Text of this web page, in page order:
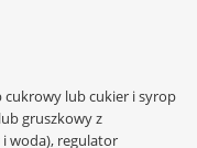
cukrowy lub cukier i syrop
gruszkowy z
woda), regulator